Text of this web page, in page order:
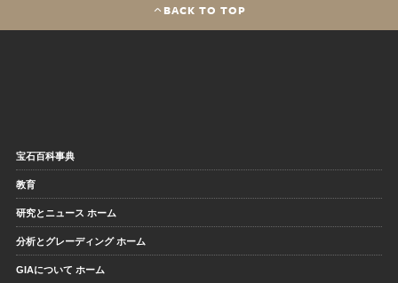
BACK TO TOP
宝石百科事典
教育
研究とニュース ホーム
分析とグレーディング ホーム
GIAについて ホーム